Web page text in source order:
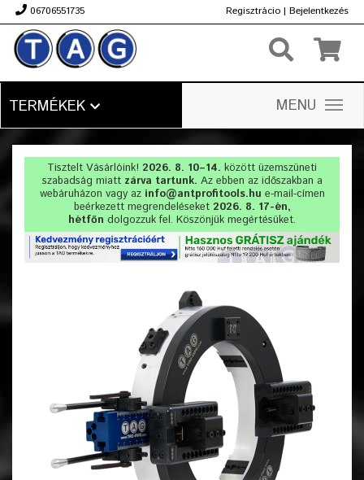
06706551735 Regisztrácio | Bejelentkezés
TERMÉKEK MENU
Tisztelt Vásárlóink! 2026. 8. 10–14. között üzemszüneti
szabadság miatt zárva tartunk. Az ebben az időszakban a
webáruházon vagy az info@antprofitools.hu e-mail-címen
beérkezett megrendeléseket 2026. 8. 17-én,
hétfőn dolgozzuk fel. Köszönjük megértésüket.